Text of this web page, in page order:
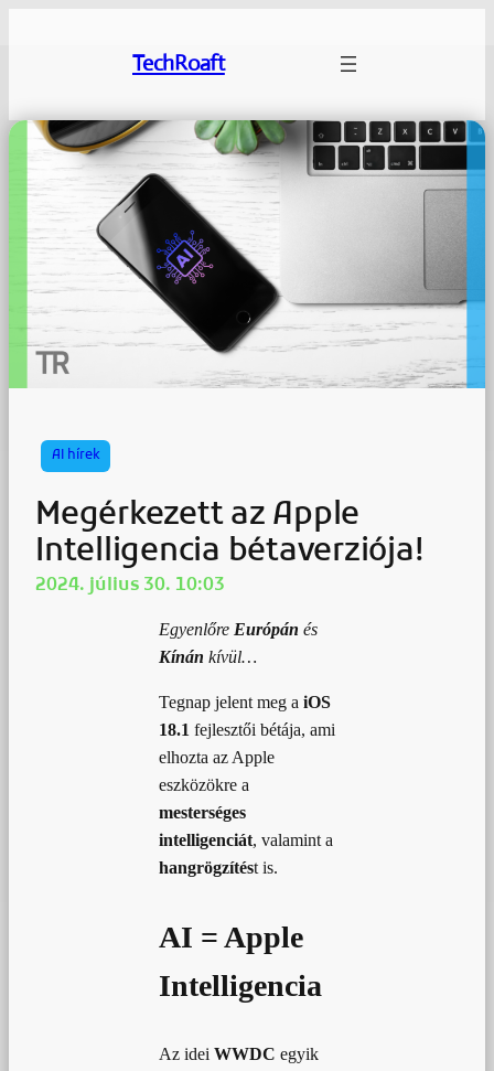
TechRoaft
AI hírek
Megérkezett az Apple
Intelligencia bétaverziója!
2024. július 30. 10:03
Egyenlőre Európán és
Kínán kívül…
Tegnap jelent meg a iOS
18.1 fejlesztői bétája, ami
elhozta az Apple
eszközökre a
mesterséges
intelligenciát, valamint a
hangrögzítést is.
AI = Apple
Intelligencia
Az idei WWDC egyik